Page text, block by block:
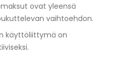
ovat yleensä
vaihtoehdon.
käyttöliittymä on